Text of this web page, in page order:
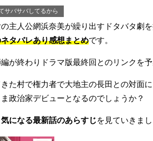
サバサバしてるから
主人公網浜奈美が繰り出すドタバタ劇
タバレあり感想まとめです。
が終わりドラマ版最終回とのリンクを
た村で権力者で大地主の長田との対面
政治家デビューとなるのでしょうか？
気になる最新話のあらすじを見ていきまし